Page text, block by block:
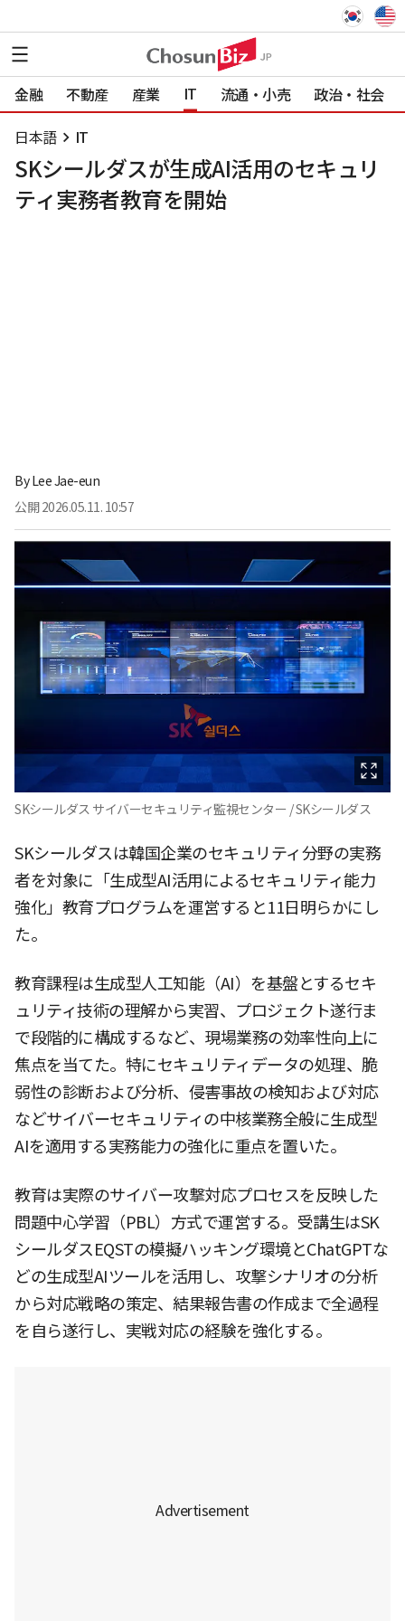
金融 不動産 産業 IT 流通・小売 政治・社会
日本語 IT
SKシールダスが生成AI活用のセキュリ
ティ実務者教育を開始
By Lee Jae-eun
公開 2026.05.11. 10:57
SKシールダス サイバーセキュリティ監視センター / SKシールダス
SKシールダスは韓国企業のセキュリティ分野の実務
者を対象に「生成型AI活用によるセキュリティ能力
強化」教育プログラムを運営すると11日明らかにし
た。
教育課程は生成型人工知能（AI）を基盤とするセキ
ュリティ技術の理解から実習、プロジェクト遂行ま
で段階的に構成するなど、現場業務の効率性向上に
焦点を当てた。特にセキュリティデータの処理、脆
弱性の診断および分析、侵害事故の検知および対応
などサイバーセキュリティの中核業務全般に生成型
AIを適用する実務能力の強化に重点を置いた。
教育は実際のサイバー攻撃対応プロセスを反映した
問題中心学習（PBL）方式で運営する。受講生はSK
シールダスEQSTの模擬ハッキング環境とChatGPTな
どの生成型AIツールを活用し、攻撃シナリオの分析
から対応戦略の策定、結果報告書の作成まで全過程
を自ら遂行し、実戦対応の経験を強化する。